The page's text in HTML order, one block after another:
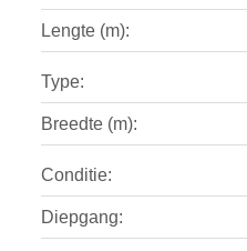
Lengte (m):
Type:
Breedte (m):
Conditie:
Diepgang: